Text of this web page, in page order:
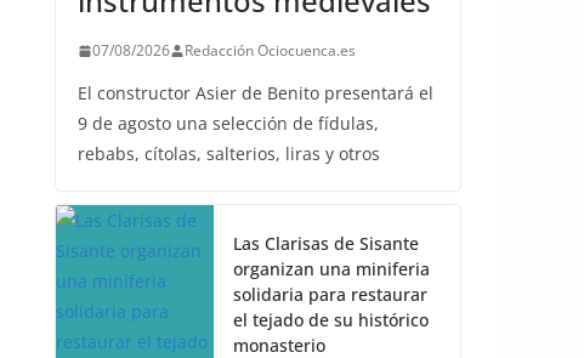
07/08/2026 Redacción Ociocuenca.es
El constructor Asier de Benito presentará el
9 de agosto una selección de fídulas,
rebabs, cítolas, salterios, liras y otros
Las Clarisas de Sisante
organizan una miniferia
solidaria para restaurar
el tejado de su histórico
monasterio